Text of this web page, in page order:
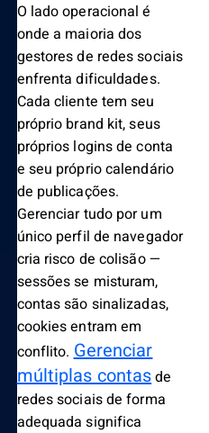
O lado operacional é
onde a maioria dos
gestores de redes sociais
enfrenta dificuldades.
Cada cliente tem seu
próprio brand kit, seus
próprios logins de conta
e seu próprio calendário
de publicações.
Gerenciar tudo por um
único perfil de navegador
cria risco de colisão —
sessões se misturam,
contas são sinalizadas,
cookies entram em
conflito.Gerenciar
múltiplas contasde
redes sociais de forma
adequada significa